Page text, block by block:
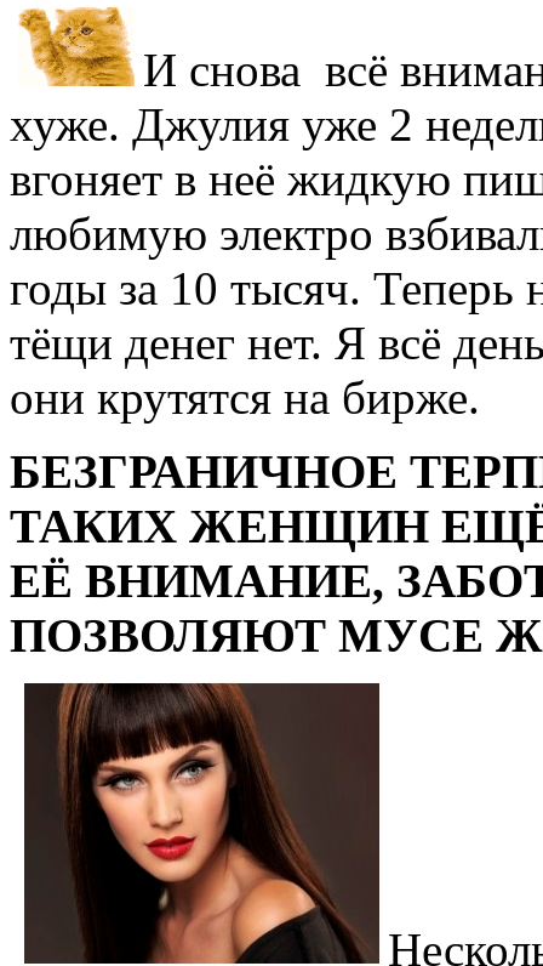
И снова всё
хуже. Джулия уже 2
вгоняет в неё жидкую
любимую электро
годы за 10 тысяч. Теперь
тёщи денег нет. Я всё
они крутятся на бирже.
БЕЗГРАНИЧНОЕ
ТАКИХ ЖЕНЩИН ЕЩЁ
ЕЁ ВНИМАНИЕ,
ПОЗВОЛЯЮТ МУСЕ